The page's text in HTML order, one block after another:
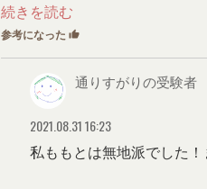
参考になった thumb_up
通りすがりの受験者
2021.08.31 16:23
私ももとは無地派でした